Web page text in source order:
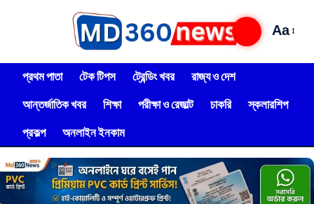
Aa
প্রথম পাতা টেক টিপস ট্রেন্ডিং খবর
রাজ্য ও দেশ
আন্তর্জাতিক খবর
শিক্ষা পরীক্ষা ও রেজাল্ট চাকরি
স্কলারশিপ
প্রকল্প
অনলাইন ইনকাম